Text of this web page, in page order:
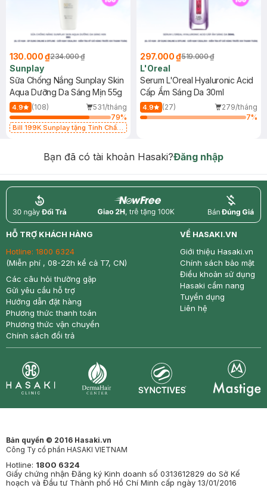
130.000 ₫234.000 ₫
Sunplay
Sữa Chống Nắng Sunplay Skin
Aqua Dưỡng Da Sáng Mịn 55g
4.9 (108)
531/tháng
79%
Bill 199K Sunplay tặng Tinh Chất
297.000 ₫519.000 ₫
L'Oreal
Serum L'Oreal Hyaluronic Acid
Cấp Ẩm Sáng Da 30ml
4.9 (27)
279/tháng
7%
Bạn đã có tài khoản Hasaki?Đăng nhập
return nowfree price
HỖ TRỢ KHÁCH HÀNG
Hotline: 1800 6324
(Miễn phí , 08-22h kể cả T7, CN)
Các câu hỏi thường gặp
Gửi yêu cầu hỗ trợ
Hướng dẫn đặt hàng
Phương thức thanh toán
Phương thức vận chuyển
Chính sách đổi trả
VỀ HASAKI.VN
Giới thiệu Hasaki.vn
Chính sách bảo mật
Điều khoản sử dụng
Hasaki cẩm nang
Tuyển dụng
Liên hệ
Bản quyền © 2016 Hasaki.vn
Công Ty cổ phần HASAKI VIETNAM
Hotline: 1800 6324
Giấy chứng nhận Đăng ký Kinh doanh số 0313612829 do Sở Kế
hoạch và Đầu tư Thành phố Hồ Chí Minh cấp ngày 13/01/2016